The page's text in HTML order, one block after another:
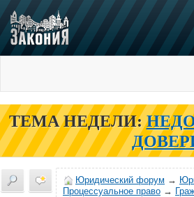
ТЕМА НЕДЕЛИ:
Юридический форум →
Процессуальное право →